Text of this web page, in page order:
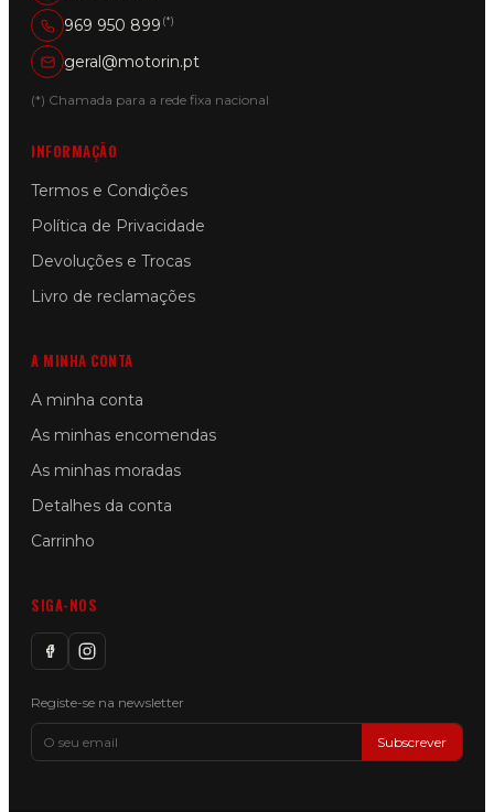
969 950 899 (*)
geral@motorin.pt
(*) Chamada para a rede fixa nacional
INFORMAÇÃO
Termos e Condições
Política de Privacidade
Devoluções e Trocas
Livro de reclamações
A MINHA CONTA
A minha conta
As minhas encomendas
As minhas moradas
Detalhes da conta
Carrinho
SIGA-NOS
Registe-se na newsletter
Subscrever